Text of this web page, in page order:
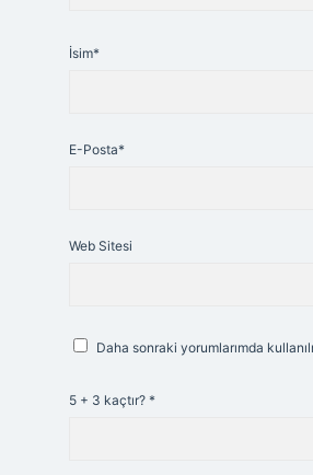
İsim*
E-Posta*
Web Sitesi
Daha sonraki yorumlarımda
5 + 3 kaçtır? *